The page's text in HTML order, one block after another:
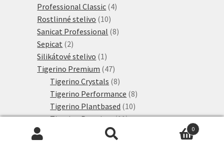
produktů
Professional Classic 44
Rostlinné stelivo 1010
produktů
Sanicat Professional 88
Sepicat 22
produkty
Silikátové stelivo 1 1
produkt
Tigerino Premium 4747
produktů
Tigerino Crystals 88
produktů
Tigerino Performance 88
produktů
Tigerino Plantbased 1010
produktů
Tigerino Premium 1111
Tigerino XL Grain 3
produkty
0